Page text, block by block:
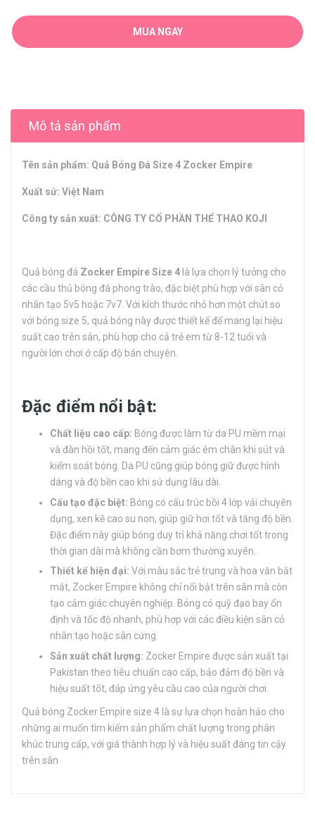
MUA NGAY
Mô tả sản phẩm
Tên sản phẩm: Quả Bóng Đá Size 4 Zocker Empire
Xuất sứ: Việt Nam
Công ty sản xuất: CÔNG TY CỔ PHẦN THỂ THAO KOJI
Quả bóng đá Zocker Empire Size 4 là lựa chọn lý tưởng cho
các cầu thủ bóng đá phong trào, đặc biệt phù hợp với sân cỏ
nhân tạo 5v5 hoặc 7v7. Với kích thước nhỏ hơn một chút so
với bóng size 5, quả bóng này được thiết kế để mang lại hiệu
suất cao trên sân, phù hợp cho cả trẻ em từ 8-12 tuổi và
người lớn chơi ở cấp độ bán chuyên.
Đặc điểm nổi bật:
Chất liệu cao cấp: Bóng được làm từ da PU mềm mại
và đàn hồi tốt, mang đến cảm giác êm chân khi sút và
kiểm soát bóng. Da PU cũng giúp bóng giữ được hình
dáng và độ bền cao khi sử dụng lâu dài.
Cấu tạo đặc biệt: Bóng có cấu trúc bồi 4 lớp vải chuyên
dụng, xen kẽ cao su non, giúp giữ hơi tốt và tăng độ bền.
Đặc điểm này giúp bóng duy trì khả năng chơi tốt trong
thời gian dài mà không cần bơm thường xuyên.
Thiết kế hiện đại: Với màu sắc trẻ trung và hoa văn bắt
mắt, Zocker Empire không chỉ nổi bật trên sân mà còn
tạo cảm giác chuyên nghiệp. Bóng có quỹ đạo bay ổn
định và tốc độ nhanh, phù hợp với các điều kiện sân cỏ
nhân tạo hoặc sân cứng.
Sản xuất chất lượng: Zocker Empire được sản xuất tại
Pakistan theo tiêu chuẩn cao cấp, bảo đảm độ bền và
hiệu suất tốt, đáp ứng yêu cầu cao của người chơi.
Quả bóng Zocker Empire size 4 là sự lựa chọn hoàn hảo cho
những ai muốn tìm kiếm sản phẩm chất lượng trong phân
khúc trung cấp, với giá thành hợp lý và hiệu suất đáng tin cậy
trên sân